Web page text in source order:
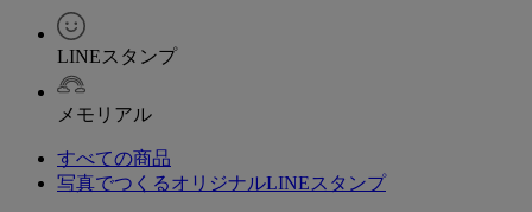
LINEスタンプ
メモリアル
すべての商品
写真でつくるオリジナルLINEスタンプ